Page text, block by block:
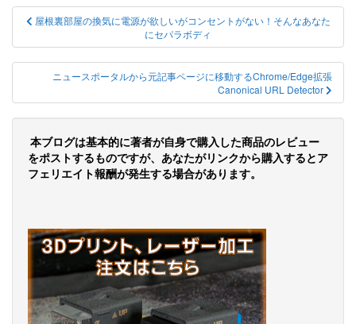
投
稿
ナ
ビ
ゲ
ー
シ
ン
屋根裏部屋の換気に電源が欲しいがコンセントがない！そんなあなた
にセパラボディ
ニュースポータルから元記事ページに移動するChrome/Edge拡張
Canonical URL Detector
本ブログは基本的に著者が自身で購入した商品のレビュー
をポストするものですが、あなたがリンクから購入するとア
フェリエイト報酬が発生する場合があります。